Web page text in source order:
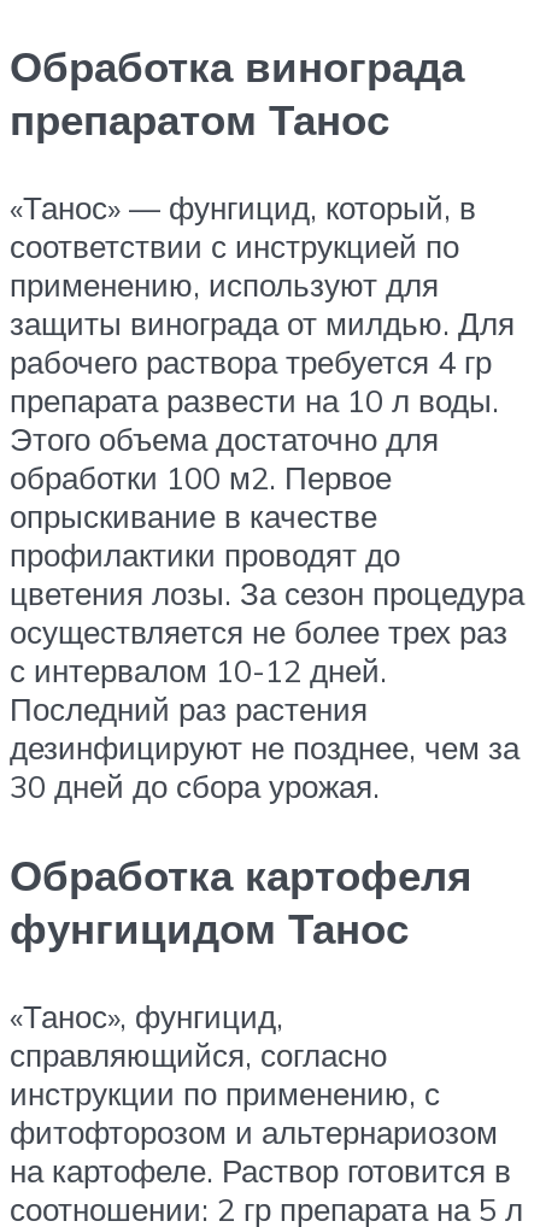
Обработка винограда
препаратом Танос
«Танос» — фунгицид, который, в
соответствии с инструкцией по
применению, используют для
защиты винограда от милдью. Для
рабочего раствора требуется 4 гр
препарата развести на 10 л воды.
Этого объема достаточно для
обработки 100 м2. Первое
опрыскивание в качестве
профилактики проводят до
цветения лозы. За сезон процедура
осуществляется не более трех раз
с интервалом 10-12 дней.
Последний раз растения
дезинфицируют не позднее, чем за
30 дней до сбора урожая.
Обработка картофеля
фунгицидом Танос
«Танос», фунгицид,
справляющийся, согласно
инструкции по применению, с
фитофторозом и альтернариозом
на картофеле. Раствор готовится в
соотношении: 2 гр препарата на 5 л